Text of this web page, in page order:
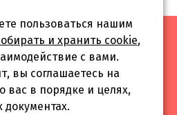
социальной реабилитации»,
пользоваться нашим
и хранить cookie,
с вами.
вы соглашаетесь на
вас в порядке и целях,